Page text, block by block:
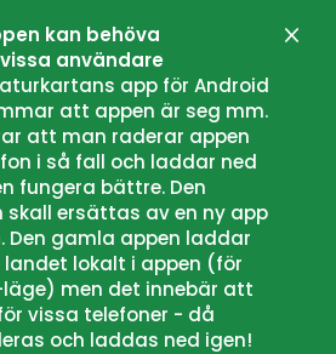
kan behöva
användare
app för Android
att appen är seg mm.
att man raderar appen
i så fall och laddar ned
fungera bättre. Den
skall ersättas av en ny app
Den gamla appen laddar
lokalt i appen (för
men det innebär att
vissa telefoner - då
och laddas ned igen!